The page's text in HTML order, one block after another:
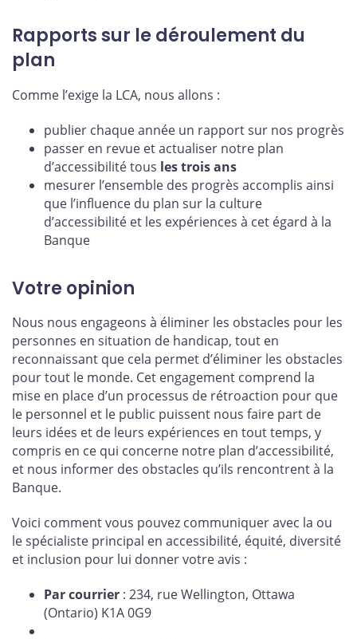
Rapports sur le déroulement du
plan
Comme l’exige la LCA, nous allons :
publier chaque année un rapport sur nos progrès
passer en revue et actualiser notre plan
d’accessibilité tous les trois ans
mesurer l’ensemble des progrès accomplis ainsi
que l’influence du plan sur la culture
d’accessibilité et les expériences à cet égard à la
Banque
Votre opinion
Nous nous engageons à éliminer les obstacles pour les
personnes en situation de handicap, tout en
reconnaissant que cela permet d’éliminer les obstacles
pour tout le monde. Cet engagement comprend la
mise en place d’un processus de rétroaction pour que
le personnel et le public puissent nous faire part de
leurs idées et de leurs expériences en tout temps, y
compris en ce qui concerne notre plan d’accessibilité,
et nous informer des obstacles qu’ils rencontrent à la
Banque.
Voici comment vous pouvez communiquer avec la ou
le spécialiste principal en accessibilité, équité, diversité
et inclusion pour lui donner votre avis :
Par courrier : 234, rue Wellington, Ottawa
(Ontario) K1A 0G9